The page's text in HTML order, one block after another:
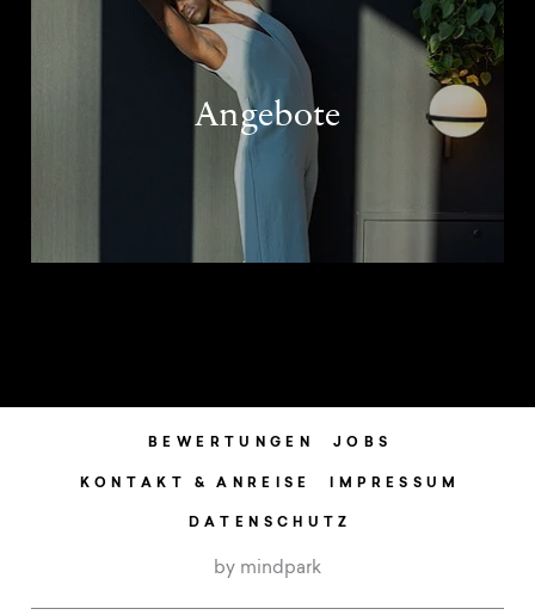
Angebote
by mindpark
BEWERTUNGEN JOBS
KONTAKT & ANREISE IMPRESSUM
DATENSCHUTZ